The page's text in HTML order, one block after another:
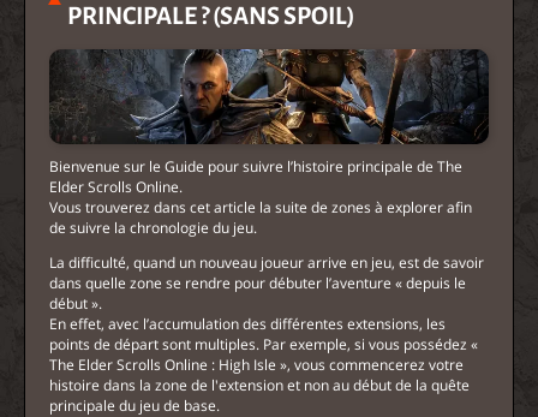
PRINCIPALE ? (SANS SPOIL)
Bienvenue sur le Guide pour suivre l’histoire principale de The
Elder Scrolls Online.
Vous trouverez dans cet article la suite de zones à explorer afin
de suivre la chronologie du jeu.
La difficulté, quand un nouveau joueur arrive en jeu, est de savoir
dans quelle zone se rendre pour débuter l’aventure « depuis le
début ».
En effet, avec l’accumulation des différentes extensions, les
points de départ sont multiples. Par exemple, si vous possédez «
The Elder Scrolls Online : High Isle », vous commencerez votre
histoire dans la zone de l'extension et non au début de la quête
principale du jeu de base.